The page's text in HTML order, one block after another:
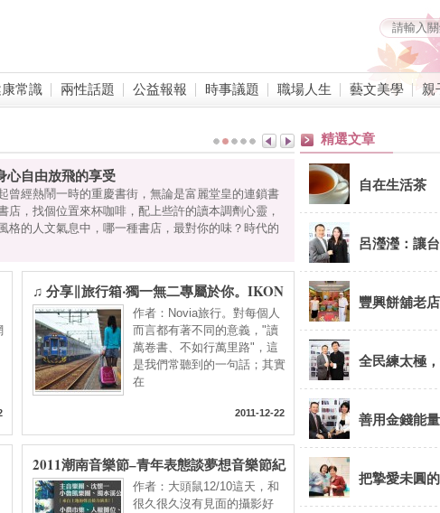
常識 兩性話題 公益報報 時事議題 職場人生 藝文美學 親
心自由放飛的享受
曾經熱鬧一時的重慶書街，無論是富麗堂皇的連鎖書
店，找個位置來杯咖啡，配上些許的讀本調劑心靈，
格的人文氣息中，哪一種書店，最對你的味？時代的
善用
文．洪
康快樂
始，讓我
♫ 分享∥旅行箱‧獨一無二專屬於你。IKON
作者：Novia旅行。對每個人
而言都有著不同的意義，"讀
萬卷書、不如行萬里路"，這
是我們常聽到的一句話；其實
在
2011-12-22
2011潮南音樂節–青年表態談夢想音樂節紀
錄
作者：大頭鼠12/10這天，和
很久很久沒有見面的攝影好
精選文章
自在生活茶
呂瀅瀅：讓
豐興餅舖老
力
全民練太極
善用金錢能
把摯愛未圓
實現